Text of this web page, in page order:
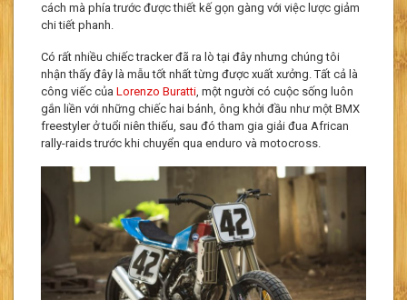
cách mà phía trước được thiết kế gọn gàng với việc lược giảm
chi tiết phanh.
Có rất nhiều chiếc tracker đã ra lò tại đây nhưng chúng tôi
nhận thấy đây là mẫu tốt nhất từng được xuất xưởng. Tất cả là
công viếc của Lorenzo Buratti, một người có cuộc sống luôn
gắn liền với những chiếc hai bánh, ông khởi đầu như một BMX
freestyler ở tuổi niên thiếu, sau đó tham gia giải đua African
rally-raids trước khi chuyển qua enduro và motocross.